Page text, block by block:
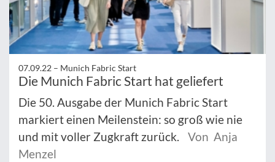
07.09.22 – Munich Fabric Start
Die Munich Fabric Start hat geliefert
Die 50. Ausgabe der Munich Fabric Start
markiert einen Meilenstein: so groß wie nie
und mit voller Zugkraft zurück.
Von Anja
Menzel